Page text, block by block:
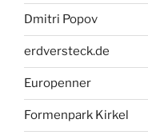
Dmitri Popov
erdversteck.de
Europenner
Formenpark Kirkel